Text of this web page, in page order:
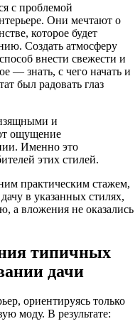
с проблемой
Они мечтают о
которое будет
Создать атмосферу
внести свежести и
— знать, с чего начать и
был радовать глаз
и
ощущение
Именно это
этих стилей.
практическим стажем,
в указанных стилях,
а вложения не оказались
типичных
дачи
ориентируясь только
моду. В результате: